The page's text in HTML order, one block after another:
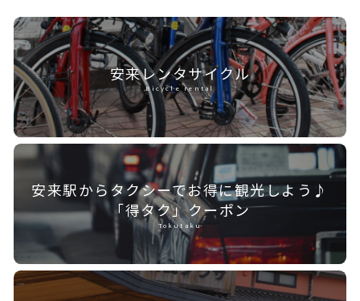
安来レンタサイクル
Bicycle rental
安来駅からタクシーでお得に観光しよう♪
「得タク」クーポン
Tokutaku